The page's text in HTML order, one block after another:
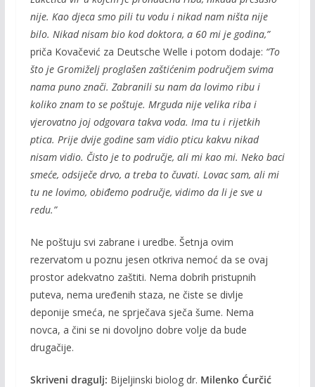
nije. Kao djeca smo pili tu vodu i nikad nam ništa nije
bilo. Nikad nisam bio kod doktora, a 60 mi je godina,”
priča Kovačević za Deutsche Welle i potom dodaje: “To
što je Gromiželj proglašen zaštićenim područjem svima
nama puno znači. Zabranili su nam da lovimo ribu i
koliko znam to se poštuje. Mrguda nije velika riba i
vjerovatno joj odgovara takva voda. Ima tu i rijetkih
ptica. Prije dvije godine sam vidio pticu kakvu nikad
nisam vidio. Čisto je to područje, ali mi kao mi. Neko baci
smeće, odsiječe drvo, a treba to čuvati. Lovac sam, ali mi
tu ne lovimo, obiđemo područje, vidimo da li je sve u
redu.”
Ne poštuju svi zabrane i uredbe. Šetnja ovim
rezervatom u poznu jesen otkriva nemoć da se ovaj
prostor adekvatno zaštiti. Nema dobrih pristupnih
puteva, nema uređenih staza, ne čiste se divlje
deponije smeća, ne sprječava sječa šume. Nema
novca, a čini se ni dovoljno dobre volje da bude
drugačije.
Skriveni dragulj: Bijeljinski biolog dr. Milenko Ćurčić